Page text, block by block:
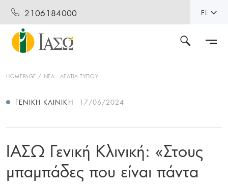
2106184000 EL
HOMEPAGE ΝΕΑ - ΔΕΛΤΙΑ ΤΥΠΟΥ
ΓΕΝΙΚΉ ΚΛΙΝΙΚΉ 17/06/2024
ΙΑΣΩ Γενική Κλινική: «Στους
μπαμπάδες που είναι πάντα